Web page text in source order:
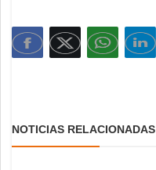
NOTICIAS RELACIONADAS